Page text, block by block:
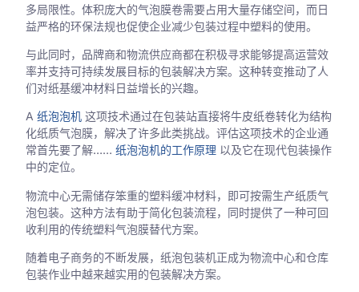
多局限性。体积庞大的气泡膜卷需要占用大量存储空间，而日
益严格的环保法规也促使企业减少包装过程中塑料的使用。
与此同时，品牌商和物流供应商都在积极寻求能够提高运营效
率并支持可持续发展目标的包装解决方案。这种转变推动了人
们对纸基缓冲材料日益增长的兴趣。
A纸泡泡机 这项技术通过在包装站直接将牛皮纸卷转化为结构
化纸质气泡膜，解决了许多此类挑战。评估这项技术的企业通
常首先要了解……纸泡泡机的工作原理 以及它在现代包装操作
中的定位。
物流中心无需储存笨重的塑料缓冲材料，即可按需生产纸质气
泡包装。这种方法有助于简化包装流程，同时提供了一种可回
收利用的传统塑料气泡膜替代方案。
随着电子商务的不断发展，纸泡包装机正成为物流中心和仓库
包装作业中越来越实用的包装解决方案。